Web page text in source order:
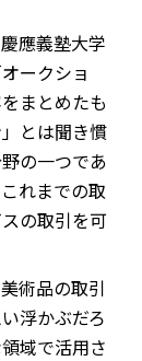
應義塾大学
ークショ
まとめたも
とは聞き慣
の一つであ
れまでの取
の取引を可
術品の取引
浮かぶだろ
域で活用さ